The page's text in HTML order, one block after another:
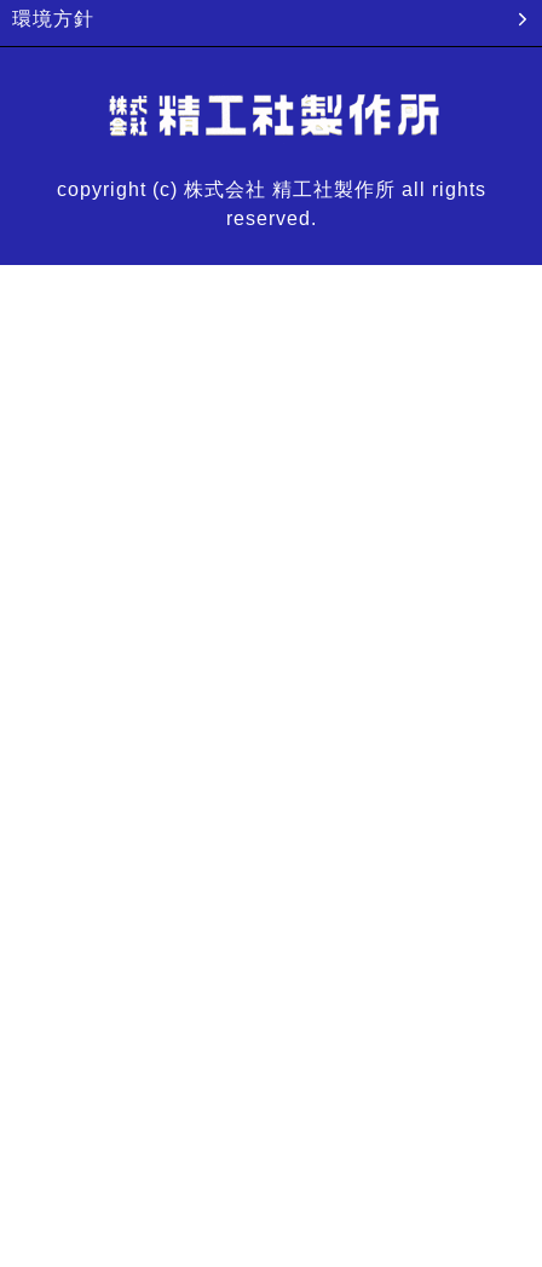
環境方針
copyright (c) 株式会社 精工社製作所 all rights
reserved.